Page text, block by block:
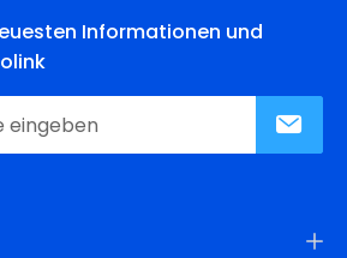
Informationen und